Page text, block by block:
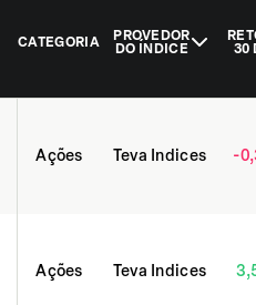
CATEGORIA
PROVEDOR
DO ÍNDICE
30
Ações Teva Indices -
Ações Teva Indices